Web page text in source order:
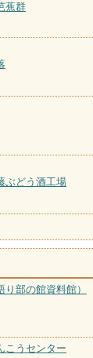
蕉群
どう酒工場
り部の館資料館）
こうセンター